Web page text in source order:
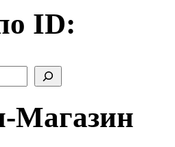
ID:
Магазин